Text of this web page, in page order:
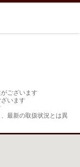
ございます
います
最新の取扱状況とは異